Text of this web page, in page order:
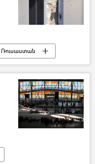
Ռուսաստան